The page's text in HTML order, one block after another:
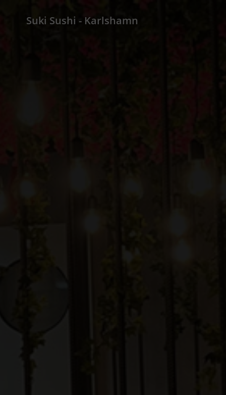
Suki Sushi - Karlshamn